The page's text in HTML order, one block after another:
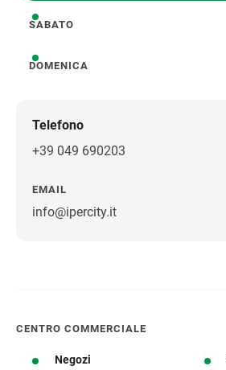
sabato
SABATO
domenica
DOMENICA
Telefono
+39 049 690203
EMAIL
info@ipercity.it
CENTRO COMMERCIALE
Negozi